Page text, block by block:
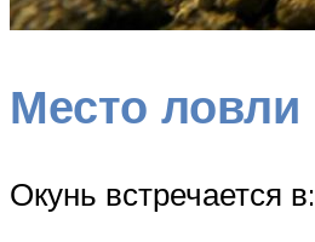
Место ловли
Окунь встречается в: